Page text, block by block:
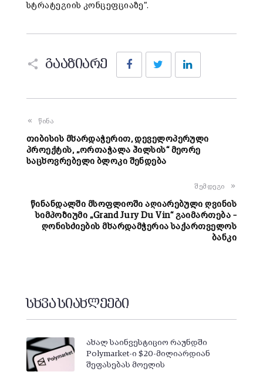
სტრატეგიის კონცეფციაზე“.
გააზიარე
FacebookTwitter
წინა
თიბისის მხარდაჭერით, დეველოპერული
პროექტის, „ორთაჭალა ჰილსის“ მეორე
საცხოვრებელი ბლოკი შენდება
შემდეგი
წინანდალში მსოფლიოში აღიარებული ღვინის
სიმპოზიუმი „Grand Jury Du Vin“ გაიმართება –
ღონისძიების მხარდამჭერია საქართველოს
ბანკი
სხვა სიახლეები
ახალ საინვესტიციო რაუნდში
Polymarket-ი $20-მილიარდიან
შეფასებას მოელის